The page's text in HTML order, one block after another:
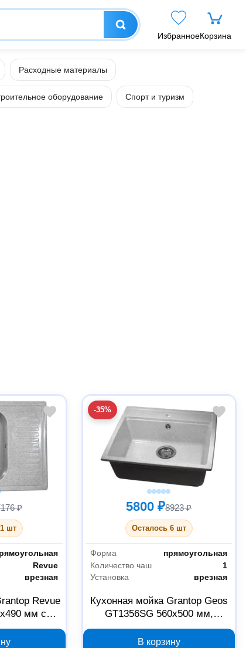
ИзбранноеКорзина
Расходные материалы
оборудование Спорт и туризм
₽
шт
Revue
врезная
Revue
мм с
-35%
5800 ₽8923 ₽
Осталось 6 шт
Форма
прямоугольная
Количество чаш
1
Установка
врезная
Кухонная мойка Grantop Geos
GT1356SG 560х500 мм,
песочная
В корзину